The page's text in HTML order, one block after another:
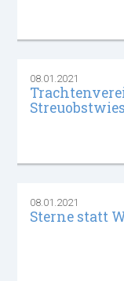
08.01.2021
08.01.2021
Sterne statt